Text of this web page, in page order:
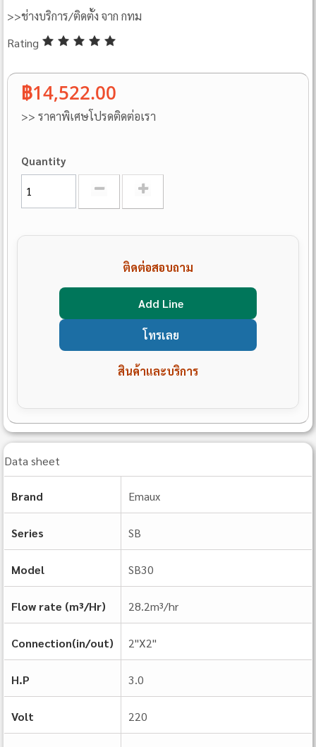
>>ช่างบริการ/ติดตั้ง จาก กทม
Rating
฿14,522.00
>> ราคาพิเศษโปรดติดต่อเรา
Quantity
ติดต่อสอบถาม
Add Line
โทรเลย
สินค้าและบริการ
Data sheet
Brand Emaux
Series SB
Model SB30
Flow rate (m³/Hr) 28.2m³/hr
Connection(in/out) 2"X2"
H.P 3.0
Volt 220